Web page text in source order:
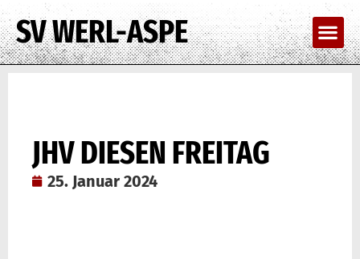
SV WERL-ASPE
JHV DIESEN FREITAG
25. Januar 2024